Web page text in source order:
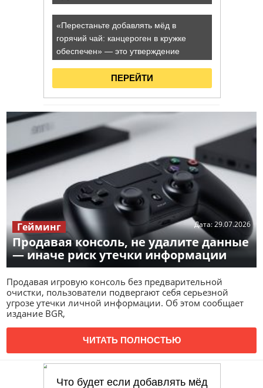
Продавая консоль, не удалите данные
— иначе риск утечки информации
Дата:29.07.2026
Гейминг
Продавая игровую консоль без предварительной
очистки, пользователи подвергают себя серьезной
угрозе утечки личной информации. Об этом сообщает
издание BGR,
ЧИТАТЬ ПОЛНОСТЬЮ